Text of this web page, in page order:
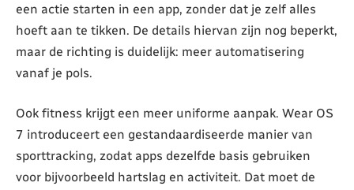
een actie starten in een app, zonder dat je zelf alles
hoeft aan te tikken. De details hiervan zijn nog beperkt,
maar de richting is duidelijk: meer automatisering
vanaf je pols.
Ook fitness krijgt een meer uniforme aanpak. Wear OS
7 introduceert een gestandaardiseerde manier van
sporttracking, zodat apps dezelfde basis gebruiken
voor bijvoorbeeld hartslag en activiteit. Dat moet de